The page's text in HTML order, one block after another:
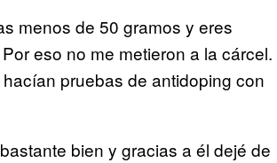
menos de 50 gramos y eres
eso no me metieron a la cárcel.
pruebas de antidoping con
bien y gracias a él dejé de